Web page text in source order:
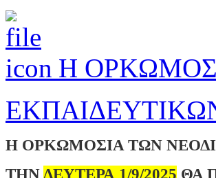
Η
Η ΟΡΚΩΜΟΣΙΑ ΤΩΝ
ΤΗΝ ΔΕΥΤΕΡΑ 1/9/2025 ΘΑ